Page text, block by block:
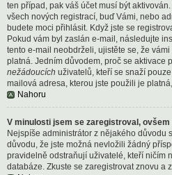
ten případ, pak váš účet musí být
všech nových registrací, buď Vámi, nebo
budete moci přihlásit. Když jste se
Pokud vám byl zaslán e-mail, následujte
tento e-mail neobdrželi, ujistěte se, že
platná. Jedním důvodem, proč se aktivace
nežádoucích uživatelů, kteří se snaží
mailová adresa, kterou jste použili je
Nahoru
V minulosti jsem se zaregistroval,
Nejspíše administrátor z nějakého důvodu
důvodu, že jste možná nevložili žádný
pravidelně odstraňují uživatelé, kteří ničím
databáze. Zkuste se zaregistrovat znovu a